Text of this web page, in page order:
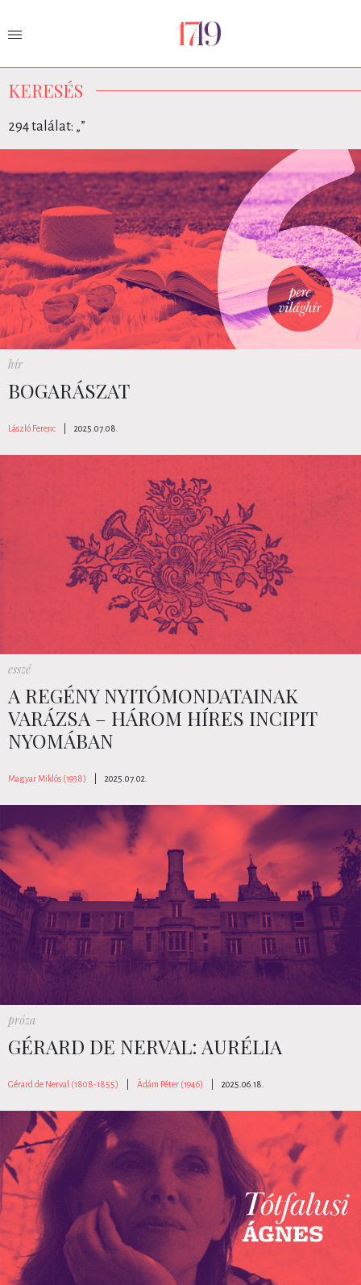
KERESÉS
294 találat: „”
hír
BOGARÁSZAT
László Ferenc 2025.07.08.
esszé
A REGÉNY NYITÓMONDATAINAK
VARÁZSA – HÁROM HÍRES INCIPIT
NYOMÁBAN
Magyar Miklós (1938) 2025.07.02.
próza
GÉRARD DE NERVAL: AURÉLIA
Gérard de Nerval (1808-1855) Ádám Péter (1946) 2025.06.18.